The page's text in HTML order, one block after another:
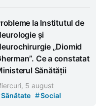
la Institutul de
și
„Diomid
Ce a constatat
Sănătății
5 august
Sănătate #Social